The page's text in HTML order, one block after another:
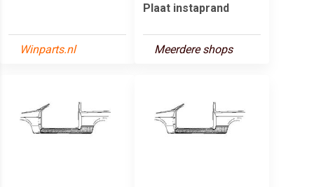
Winparts.nl
Plaat instaprand
Meerdere shops